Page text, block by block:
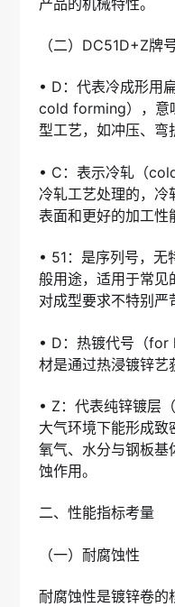
（二）DC51D+Z牌
• D：代表冷成形
cold forming），意
型工艺，如冲压、弯
• C：表示冷轧（
冷轧工艺处理的，冷
表面和更好的加工性
• 51：是序列号，无
般用途，适用于常见
对成型要求不特别严
• D：热镀代号（
材是通过热浸镀锌艺
• Z：代表纯锌镀层
大气环境下能形成致
氧气、水分与钢板基
蚀作用。
二、性能指标考量
（一）耐腐蚀性
耐腐蚀性是镀锌卷的